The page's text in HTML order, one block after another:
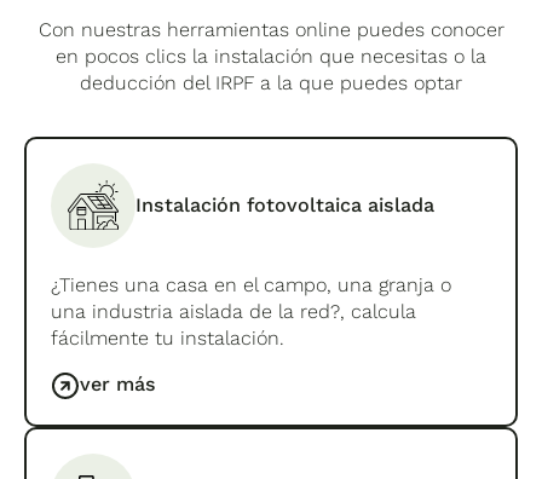
Con nuestras herramientas online puedes conocer
en pocos clics la instalación que necesitas o la
deducción del IRPF a la que puedes optar
Instalación fotovoltaica aislada
¿Tienes una casa en el campo, una granja o
una industria aislada de la red?, calcula
fácilmente tu instalación.
ver más